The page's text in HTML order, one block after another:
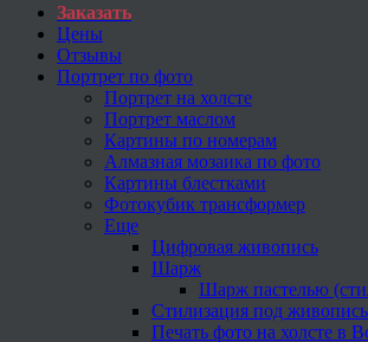
Заказать
Цены
Отзывы
Портрет по фото
Портрет на холсте
Портрет маслом
Картины по номерам
Алмазная мозаика по фото
Картины блестками
Фотокубик трансформер
Еще
Цифровая живопись
Шарж
Шарж пастелью
Стилизация под живопись
Печать фото на холсте в